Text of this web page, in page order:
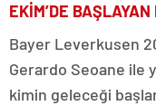
EKİM’DE BAŞLAYAN
Bayer Leverkusen
Gerardo Seoane ile
kimin geleceği